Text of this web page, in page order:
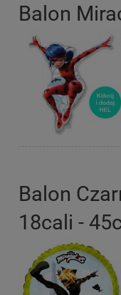
Balon
Balon
18cali -